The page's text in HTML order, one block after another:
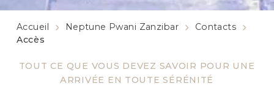
TOUT CE QUE VOUS DEVEZ SAVOIR POUR UNE
ARRIVÉE EN TOUTE SÉRÉNITÉ
Accueil Neptune Pwani Zanzibar
Contacts
Accès